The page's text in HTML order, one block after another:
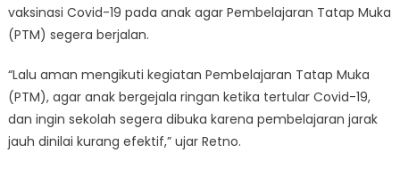
vaksinasi Covid-19 pada anak agar Pembelajaran Tatap Muka
(PTM) segera berjalan.
“Lalu aman mengikuti kegiatan Pembelajaran Tatap Muka
(PTM), agar anak bergejala ringan ketika tertular Covid-19,
dan ingin sekolah segera dibuka karena pembelajaran jarak
jauh dinilai kurang efektif,” ujar Retno.